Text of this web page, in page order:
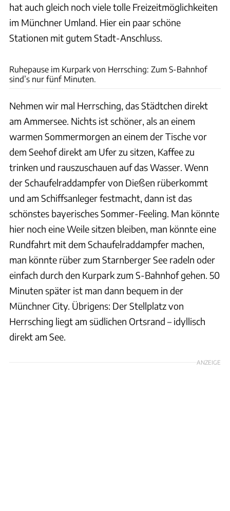
hat auch gleich noch viele tolle Freizeitmöglichkeiten
im Münchner Umland. Hier ein paar schöne
Stationen mit gutem Stadt-Anschluss.
Ruhepause im Kurpark von Herrsching: Zum S-Bahnhof
sind’s nur fünf Minuten.
Nehmen wir mal Herrsching, das Städtchen direkt
am Ammersee. Nichts ist schöner, als an einem
warmen Sommermorgen an einem der Tische vor
dem Seehof direkt am Ufer zu sitzen, Kaffee zu
trinken und rauszuschauen auf das Wasser. Wenn
der Schaufelraddampfer von Dießen rüberkommt
und am Schiffsanleger festmacht, dann ist das
schönstes bayerisches Sommer-Feeling. Man könnte
hier noch eine Weile sitzen bleiben, man könnte eine
Rundfahrt mit dem Schaufelraddampfer machen,
man könnte rüber zum Starnberger See radeln oder
einfach durch den Kurpark zum S-Bahnhof gehen. 50
Minuten später ist man dann bequem in der
Münchner City. Übrigens: Der Stellplatz von
Herrsching liegt am südlichen Ortsrand – idyllisch
direkt am See.
ANZEIGE